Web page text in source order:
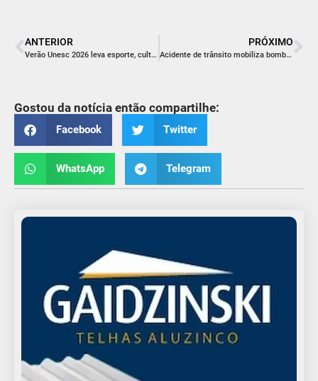
ANTERIOR
Verão Unesc 2026 leva esporte, cultura e serviços à orla de Balneário Rincão
PRÓXIMO
Acidente de trânsito mobiliza bombeiros após choque frontal entre motocicleta e automóvel
Gostou da notícia então compartilhe:
Facebook Twitter
WhatsApp Telegram